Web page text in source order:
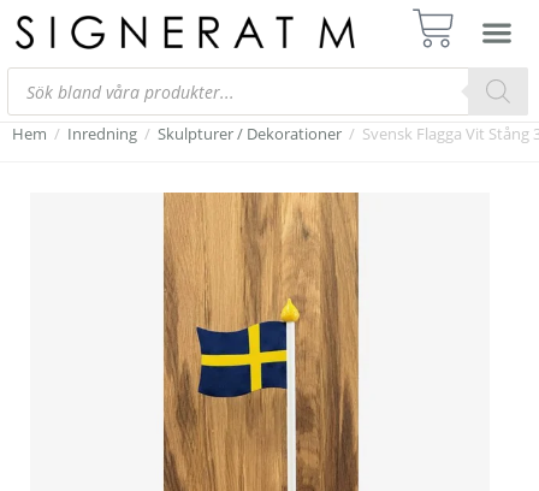
Hem / Inredning / Skulpturer / Dekorationer / Svensk Flagga Vit Stång